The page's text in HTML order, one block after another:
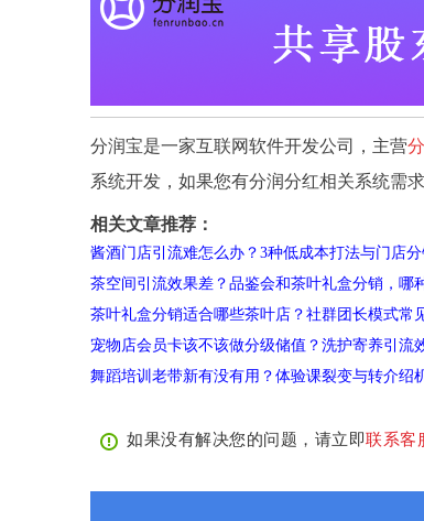
分润宝是一家互联网软件开发公司，主营
系统开发，如果您有分润分红相关系统需
相关文章推荐：
酱酒门店引流难怎么办？3种低成本打法与门店
茶空间引流效果差？品鉴会和茶叶礼盒分销，哪
茶叶礼盒分销适合哪些茶叶店？社群团长模式常
宠物店会员卡该不该做分级储值？洗护寄养引流
舞蹈培训老带新有没有用？体验课裂变与转介绍
如果没有解决您的问题，请立即联系客